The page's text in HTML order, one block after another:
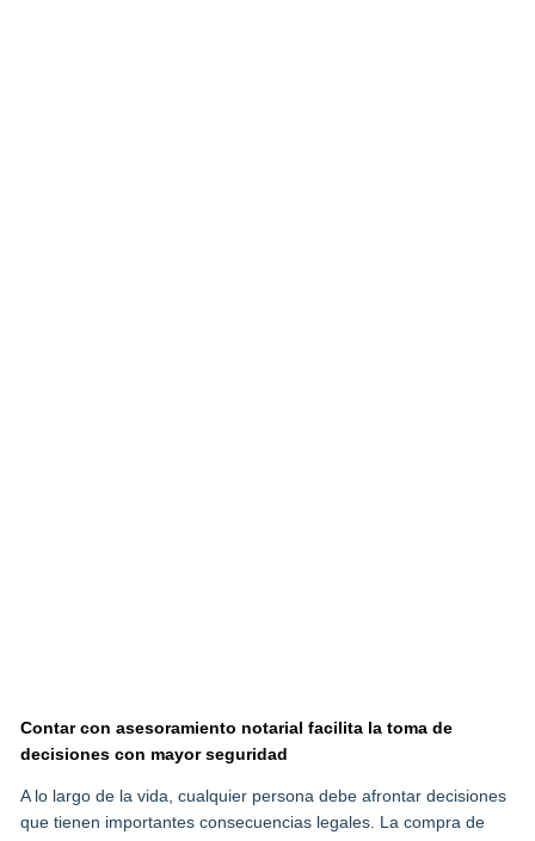
Contar con asesoramiento notarial facilita la toma de
decisiones con mayor seguridad
A lo largo de la vida, cualquier persona debe afrontar decisiones
que tienen importantes consecuencias legales. La compra de